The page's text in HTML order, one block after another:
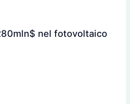
nel fotovoltaico